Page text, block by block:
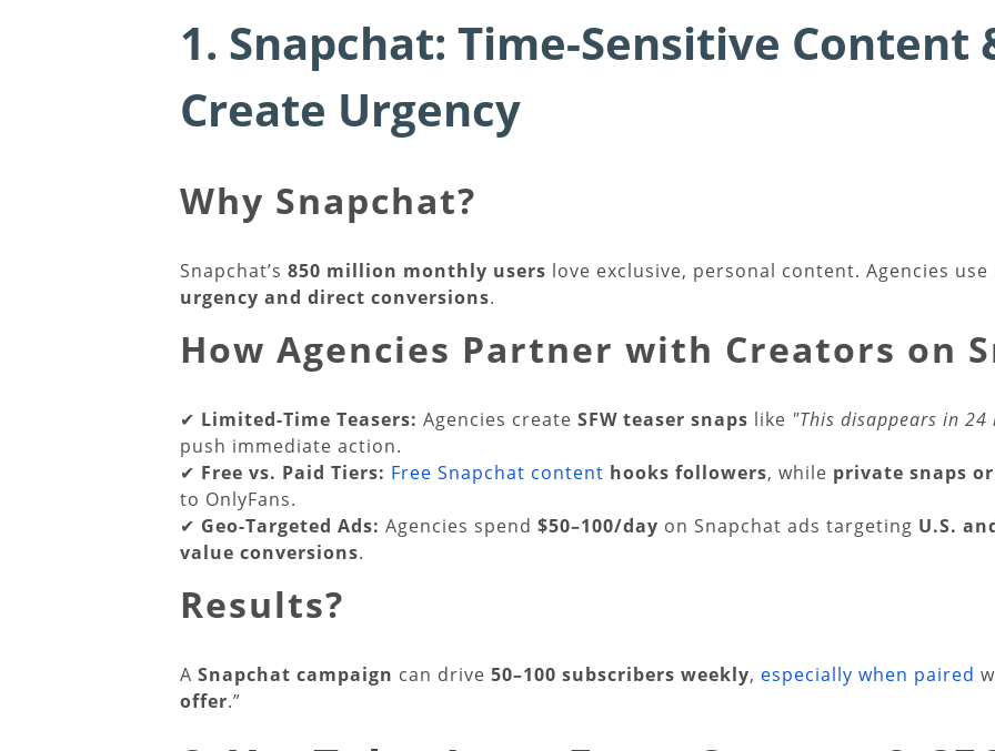
1. Snapchat: Time-Sensitive Content
Create Urgency
Why Snapchat?
Snapchat’s 850 million monthly users love exclusive, personal content. Agencies use
urgency and direct conversions.
How Agencies Partner with Creators on
✔ Limited-Time Teasers: Agencies create SFW teaser snaps like "This disappears in
push immediate action.
✔ Free vs. Paid Tiers: Free Snapchat content hooks followers, while private snaps
to OnlyFans.
✔ Geo-Targeted Ads: Agencies spend $50–100/day on Snapchat ads targeting U.S.
value conversions.
Results?
A Snapchat campaign can drive 50–100 subscribers weekly, especially when paired
offer.”